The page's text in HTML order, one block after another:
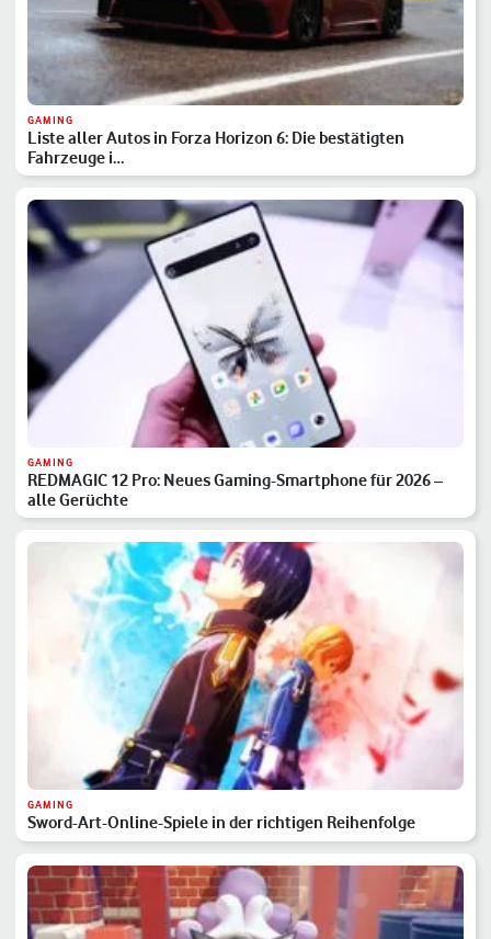
GAMING
Liste aller Autos in Forza Horizon 6: Die bestätigten
Fahrzeuge i…
GAMING
REDMAGIC 12 Pro: Neues Gaming-Smartphone für 2026 –
alle Gerüchte
GAMING
Sword-Art-Online-Spiele in der richtigen Reihenfolge